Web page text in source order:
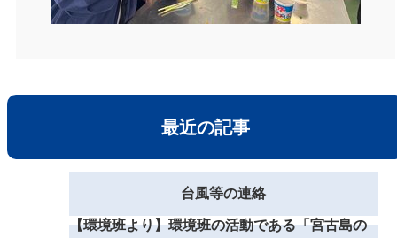
最近の記事
台風等の連絡
【環境班より】環境班の活動である「宮古島の